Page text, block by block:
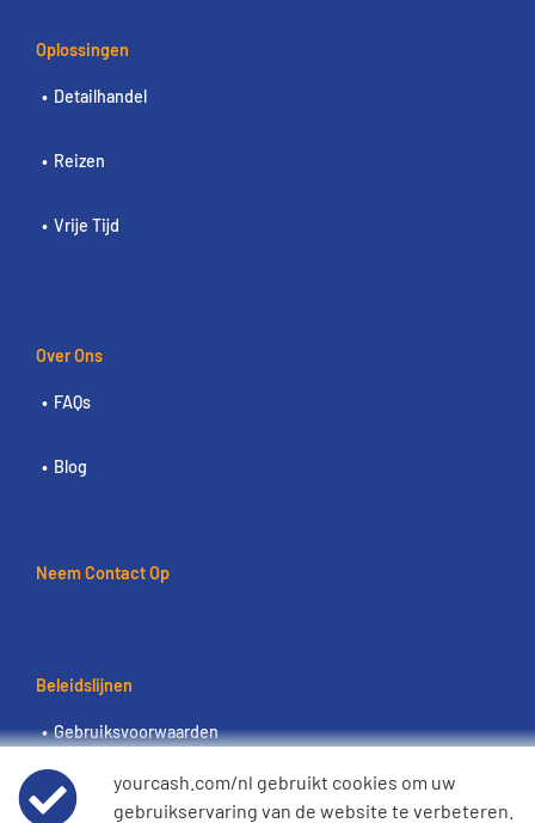
Oplossingen
Detailhandel
Reizen
Vrije Tijd
Over Ons
FAQs
Blog
Neem Contact Op
Beleidslijnen
Gebruiksvoorwaarden
Wereldwijde privacyverklaring
yourcash.com/nl gebruikt cookies om uw
gebruikservaring van de website te verbeteren.